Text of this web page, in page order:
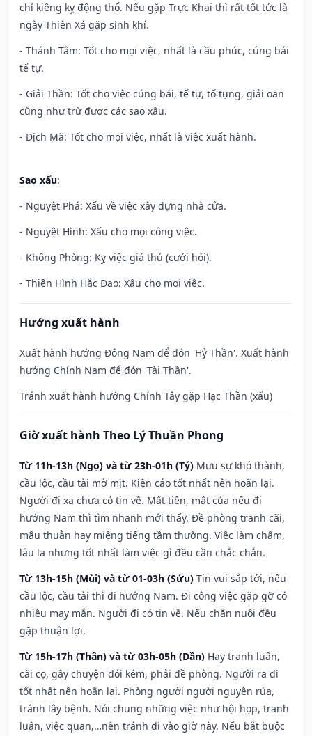
chỉ kiêng kỵ động thổ. Nếu gặp Trực Khai thì rất tốt tức là
ngày Thiên Xá gặp sinh khí.
- Thánh Tâm: Tốt cho mọi việc, nhất là cầu phúc, cúng bái
tế tự.
- Giải Thần: Tốt cho việc cúng bái, tế tự, tố tụng, giải oan
cũng như trừ được các sao xấu.
- Dịch Mã: Tốt cho mọi việc, nhất là việc xuất hành.
Sao xấu:
- Nguyệt Phá: Xấu về việc xây dựng nhà cửa.
- Nguyệt Hình: Xấu cho mọi công việc.
- Không Phòng: Kỵ việc giá thú (cưới hỏi).
- Thiên Hình Hắc Đạo: Xấu cho mọi việc.
Hướng xuất hành
Xuất hành hướng Đông Nam để đón 'Hỷ Thần'. Xuất hành
hướng Chính Nam để đón 'Tài Thần'.
Tránh xuất hành hướng Chính Tây gặp Hạc Thần (xấu)
Giờ xuất hành Theo Lý Thuần Phong
Từ 11h-13h (Ngọ) và từ 23h-01h (Tý) Mưu sự khó thành,
cầu lộc, cầu tài mờ mịt. Kiện cáo tốt nhất nên hoãn lại.
Người đi xa chưa có tin về. Mất tiền, mất của nếu đi
hướng Nam thì tìm nhanh mới thấy. Đề phòng tranh cãi,
mâu thuẫn hay miệng tiếng tầm thường. Việc làm chậm,
lâu la nhưng tốt nhất làm việc gì đều cần chắc chắn.
Từ 13h-15h (Mùi) và từ 01-03h (Sửu) Tin vui sắp tới, nếu
cầu lộc, cầu tài thì đi hướng Nam. Đi công việc gặp gỡ có
nhiều may mắn. Người đi có tin về. Nếu chăn nuôi đều
gặp thuận lợi.
Từ 15h-17h (Thân) và từ 03h-05h (Dần) Hay tranh luận,
cãi cọ, gây chuyện đói kém, phải đề phòng. Người ra đi
tốt nhất nên hoãn lại. Phòng người người nguyền rủa,
tránh lây bệnh. Nói chung những việc như hội họp, tranh
luận, việc quan,…nên tránh đi vào giờ này. Nếu bắt buộc